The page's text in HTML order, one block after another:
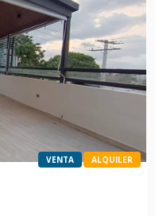
VENTA ALQUILER